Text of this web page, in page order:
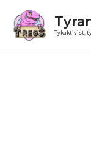
indholdet
Tykaktivist,